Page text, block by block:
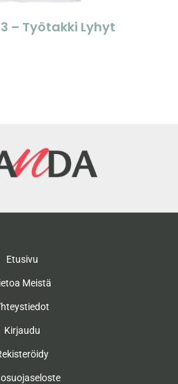
– Työtakki Lyhyt
Etusivu
Meistä
Kirjaudu